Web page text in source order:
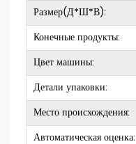
Размер(Д*Ш*В):
Конечные продукты:
Цвет машины:
Детали упаковки:
Место происхождения:
Автоматическая оценка: